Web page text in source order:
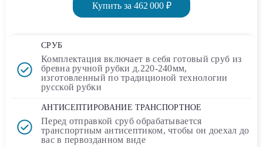
Купить за 462 000 ₽
СРУБ
Комплектация включает в себя готовый сруб из
бревна ручной рубки д.220-240мм,
изготовленный по традиционой технологии
русской рубки
АНТИСЕПТИРОВАНИЕ ТРАНСПОРТНОЕ
Перед отправкой сруб обрабатывается
транспортным антисептиком, чтобы он доехал до
вас в первозданном виде